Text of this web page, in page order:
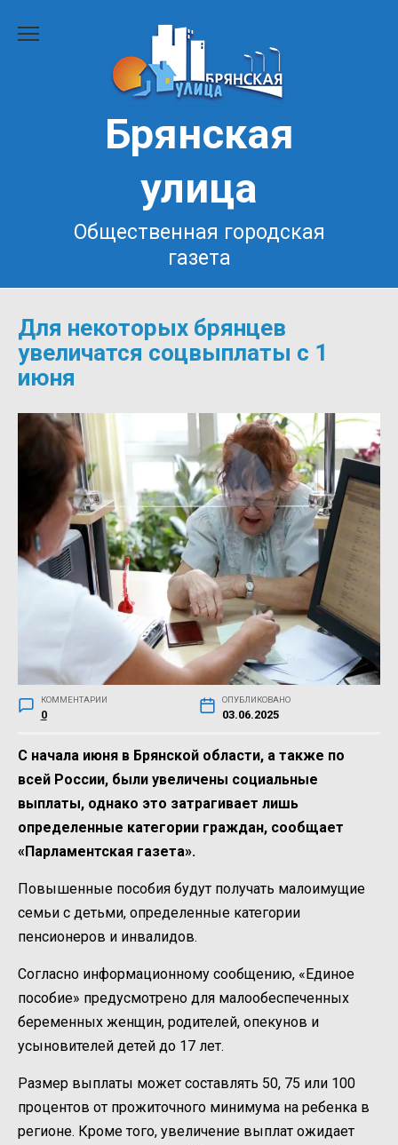
Брянская
улица
Общественная городская
газета
Для некоторых брянцев
увеличатся соцвыплаты с 1
июня
КОММЕНТАРИИ
0
ОПУБЛИКОВАНО
03.06.2025
С начала июня в Брянской области, а также по
всей России, были увеличены социальные
выплаты, однако это затрагивает лишь
определенные категории граждан, сообщает
«Парламентская газета».
Повышенные пособия будут получать малоимущие
семьи с детьми, определенные категории
пенсионеров и инвалидов.
Согласно информационному сообщению, «Единое
пособие» предусмотрено для малообеспеченных
беременных женщин, родителей, опекунов и
усыновителей детей до 17 лет.
Размер выплаты может составлять 50, 75 или 100
процентов от прожиточного минимума на ребенка в
регионе. Кроме того, увеличение выплат ожидает